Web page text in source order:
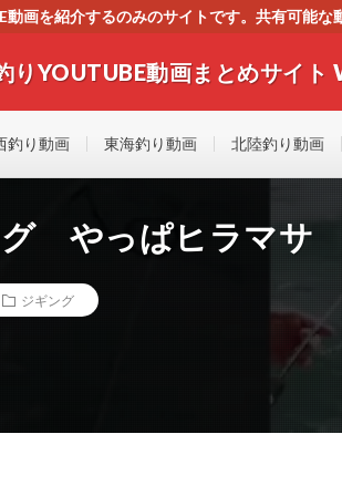
動画を紹介するのみのサイトです。共有可能
りYOUTUBE動画まとめサイト
釣り動画 東海釣り動画 北陸釣り動画
やっぱヒラマサ
ジギング